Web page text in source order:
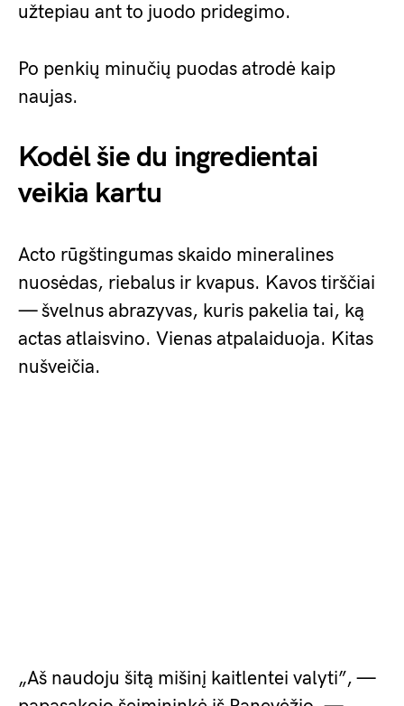
užtepiau ant to juodo pridegimo.
Po penkių minučių puodas atrodė kaip
naujas.
Kodėl šie du ingredientai
veikia kartu
Acto rūgštingumas skaido mineralines
nuosėdas, riebalus ir kvapus. Kavos tirščiai
— švelnus abrazyvas, kuris pakelia tai, ką
actas atlaisvino. Vienas atpalaiduoja. Kitas
nušveičia.
„Aš naudoju šitą mišinį kaitlentei valyti”, —